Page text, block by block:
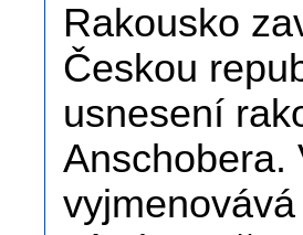
Rakousko
Českou
usnesení
Anschobera.